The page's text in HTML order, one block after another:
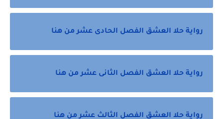
رواية حلا العشق الفصل الحادى عشر من هنا
رواية حلا العشق الفصل الثانى عشر من هنا
رواية حلا العشق الفصل الثالث عشر من هنا